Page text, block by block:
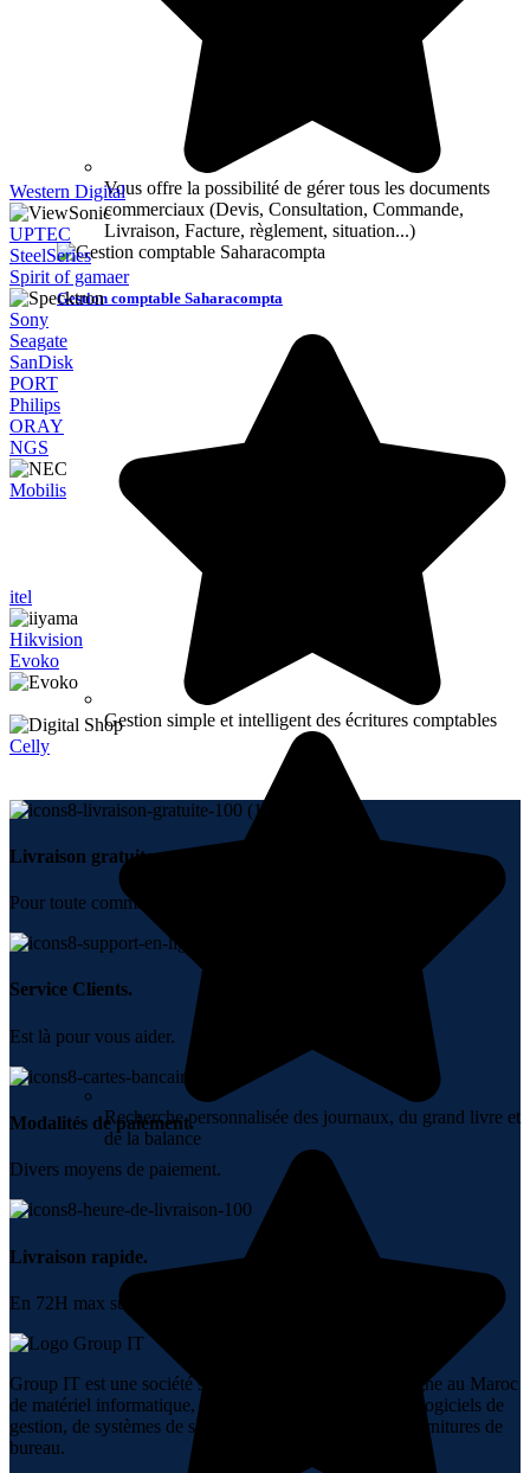
Vous offre la possibilité de gérer tous les documents
commerciaux (Devis, Consultation, Commande,
Livraison, Facture, règlement, situation...)
Gestion comptable Saharacompta
Gestion simple et intelligent des écritures comptables
Recherche personnalisée des journaux, du grand livre et
de la balance
Western Digital
UPTEC
SteelSeries
Spirit of gamaer
Sony
Seagate
SanDisk
PORT
Philips
ORAY
NGS
Mobilis
itel
Hikvision
Evoko
Celly
Livraison gratuite.
Pour toute commande + 10000 DH.
Service Clients.
Est là pour vous aider.
Modalités de paiement.
Divers moyens de paiement.
Livraison rapide.
En 72H max sur tout le Maroc.
Group IT est une société spécialisée dans la vente en ligne au Maroc
de matériel informatique, de réseaux, de téléphonie, de logiciels de
gestion, de systèmes de sécurité, d’audiovisuel et de fournitures de
bureau.